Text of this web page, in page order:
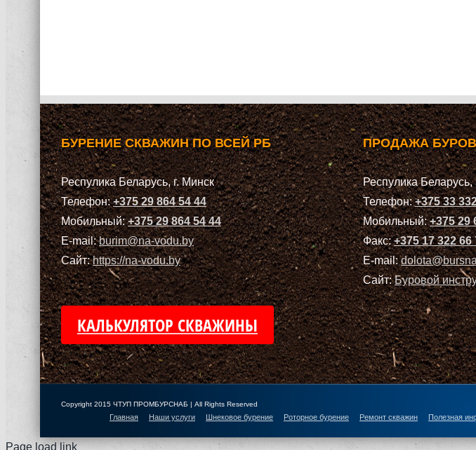
БУРЕНИЕ СКВАЖИН ПО ВСЕЙ РБ
Респулика Беларусь, г. Минск
Телефон:+375 29 864 54 44
Мобильный:+375 29 864 54 44
E-mail:burim@na-vodu.by
Сайт:https://na-vodu.by
КАЛЬКУЛЯТОР СКВАЖИНЫ
ПРОДАЖА
Респулика Беларусь,
Телефон:+375 33
Мобильный:+375 29
Факс:+375 17 322 66
E-mail:
Сайт:Буровой
Copyright 2015 ЧТУП ПРОМБУРСНАБ | All Rights Reserved
Главная Наши услуги Шнековое бурение Роторное бурение Ремонт скважин Полезная
Page load link